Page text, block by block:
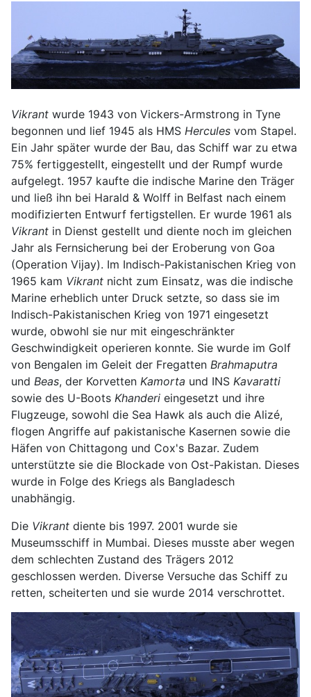
Vikrant wurde 1943 von Vickers-Armstrong in Tyne
begonnen und lief 1945 als HMS Hercules vom Stapel.
Ein Jahr später wurde der Bau, das Schiff war zu etwa
75% fertiggestellt, eingestellt und der Rumpf wurde
aufgelegt. 1957 kaufte die indische Marine den Träger
und ließ ihn bei Harald & Wolff in Belfast nach einem
modifizierten Entwurf fertigstellen. Er wurde 1961 als
Vikrant in Dienst gestellt und diente noch im gleichen
Jahr als Fernsicherung bei der Eroberung von Goa
(Operation Vijay). Im Indisch-Pakistanischen Krieg von
1965 kam Vikrant nicht zum Einsatz, was die indische
Marine erheblich unter Druck setzte, so dass sie im
Indisch-Pakistanischen Krieg von 1971 eingesetzt
wurde, obwohl sie nur mit eingeschränkter
Geschwindigkeit operieren konnte. Sie wurde im Golf
von Bengalen im Geleit der Fregatten Brahmaputra
und Beas, der Korvetten Kamorta und INS Kavaratti
sowie des U-Boots Khanderi eingesetzt und ihre
Flugzeuge, sowohl die Sea Hawk als auch die Alizé,
flogen Angriffe auf pakistanische Kasernen sowie die
Häfen von Chittagong und Cox's Bazar. Zudem
unterstützte sie die Blockade von Ost-Pakistan. Dieses
wurde in Folge des Kriegs als Bangladesch
unabhängig.
Die Vikrant diente bis 1997. 2001 wurde sie
Museumsschiff in Mumbai. Dieses musste aber wegen
dem schlechten Zustand des Trägers 2012
geschlossen werden. Diverse Versuche das Schiff zu
retten, scheiterten und sie wurde 2014 verschrottet.